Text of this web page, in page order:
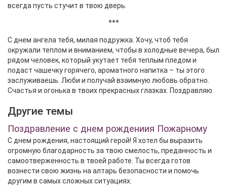
всегда пусть стучит в твою дверь.
***
С днем ангела тебя, милая подружка. Хочу, чтоб тебя
окружали теплом и вниманием, чтобы в холодные вечера, был
рядом человек, который укутает тебя теплым пледом и
подаст чашечку горячего, ароматного напитка – ты этого
заслуживаешь. Люби и получай взаимную любовь обратно.
Счастья и огонька в твоих прекрасных глазках. Поздравляю.
Другие темы
Поздравление с днем рождениия Пожарному
С днем рождения, настоящий герой! Я хотел бы выразить
огромную благодарность за твою смелость, преданность и
самоотверженность в твоей работе. Ты всегда готов
вознести свою жизнь на алтарь безопасности и помочь
другим в самых сложных ситуациях.